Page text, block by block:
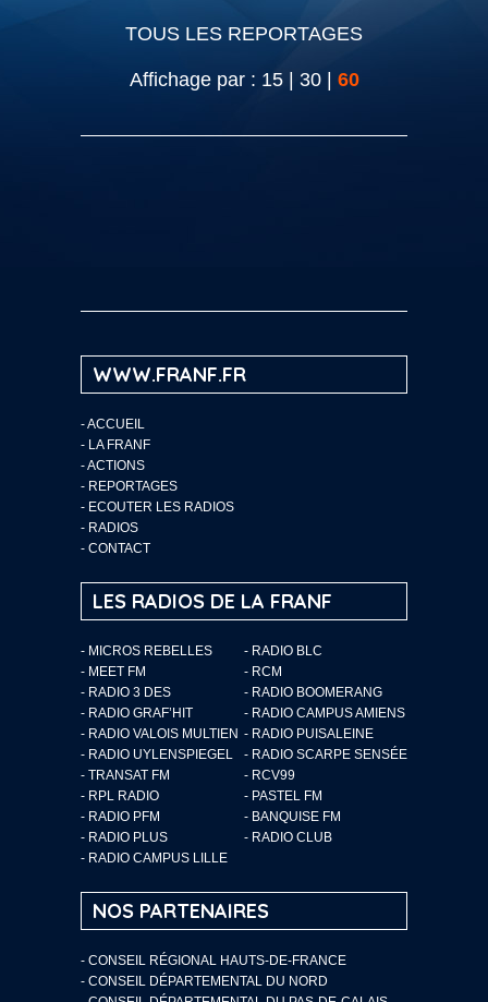
TOUS LES REPORTAGES
Affichage par : 15| 30| 60
WWW.FRANF.FR
-ACCUEIL
- LA FRANF
-ACTIONS
- REPORTAGES
- ECOUTER LES RADIOS
- RADIOS
- CONTACT
LES RADIOS DE LA FRANF
- MICROS REBELLES
- RADIO BLC
- MEET FM
- RCM
- RADIO 3 DES
- RADIO BOOMERANG
- RADIO GRAF’HIT
- RADIO CAMPUS AMIENS
- RADIO VALOIS MULTIEN - RADIO PUISALEINE
- RADIO UYLENSPIEGEL
- RADIO SCARPE SENSÉE
- TRANSAT FM
- RCV99
- RPL RADIO
- PASTEL FM
- RADIO PFM
- BANQUISE FM
- RADIO PLUS
- RADIO CLUB
- RADIO CAMPUS LILLE
NOS PARTENAIRES
- CONSEIL RÉGIONAL HAUTS-DE-FRANCE
- CONSEIL DÉPARTEMENTAL DU NORD